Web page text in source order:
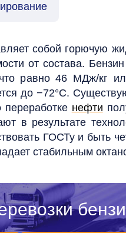
собой горючую
от состава.
что равно 46 МДж/кг
до −72°C.
нефти
в результате
ГОСТу и быть
стабильным